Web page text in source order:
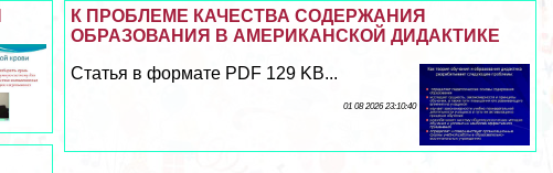
К ПРОБЛЕМЕ КАЧЕСТВА СОДЕРЖАНИЯ
ОБРАЗОВАНИЯ В АМЕРИКАНСКОЙ ДИДАКТИКЕ
Статья в формате PDF 129 KB...
01 08 2026 23:10:40